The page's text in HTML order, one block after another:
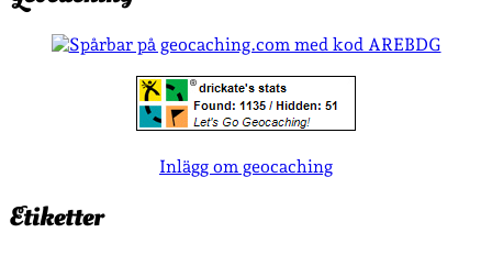
Inlägg om geocaching
Etiketter